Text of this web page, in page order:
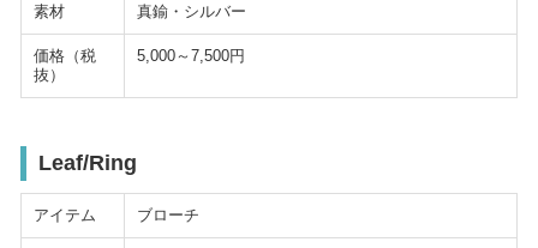
素材 真鍮・シルバー
価格（税
抜）
5,000～7,500円
Leaf/Ring
アイテム ブローチ